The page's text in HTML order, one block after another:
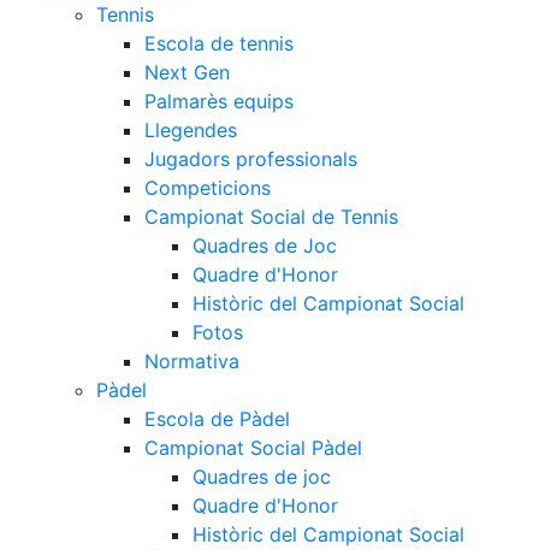
Tennis
Escola de tennis
Next Gen
Palmarès equips
Llegendes
Jugadors professionals
Competicions
Campionat Social de Tennis
Quadres de Joc
Quadre d'Honor
Històric del Campionat Social
Fotos
Normativa
Pàdel
Escola de Pàdel
Campionat Social Pàdel
Quadres de joc
Quadre d'Honor
Històric del Campionat Social